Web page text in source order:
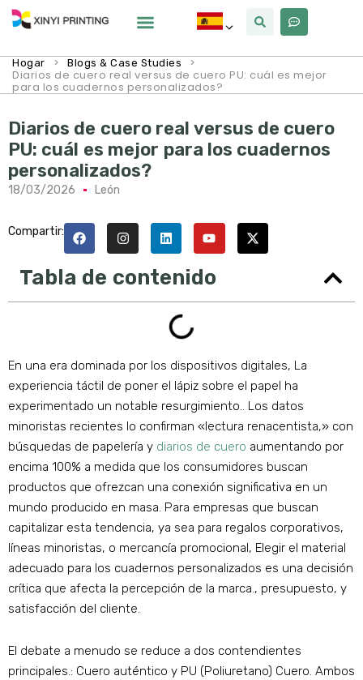
Hogar > Blogs & Case Studies >
Diarios de cuero real versus de cuero PU: cuál es mejor
para los cuadernos personalizados?
Diarios de cuero real versus de cuero
PU: cuál es mejor para los cuadernos
personalizados?
18/03/2026 León
Compartir:
Tabla de contenido
En una era dominada por los dispositivos digitales, La
experiencia táctil de poner el lápiz sobre el papel ha
experimentado un notable resurgimiento.. Los datos
minoristas recientes lo confirman «lectura renacentista,» con
búsquedas de papelería y diarios de cuero aumentando por
encima 100% a medida que los consumidores buscan
productos que ofrezcan una conexión significativa en un
mundo producido en masa. Para empresas que buscan
capitalizar esta tendencia, ya sea para regalos corporativos,
líneas minoristas, o mercancía promocional, Elegir el material
adecuado para los cuadernos personalizados es una decisión
crítica que afecta la percepción de la marca., presupuesto, y
satisfacción del cliente.
El debate a menudo se reduce a dos contendientes
principales.: Cuero auténtico y PU (Poliuretano) Cuero. Ambos